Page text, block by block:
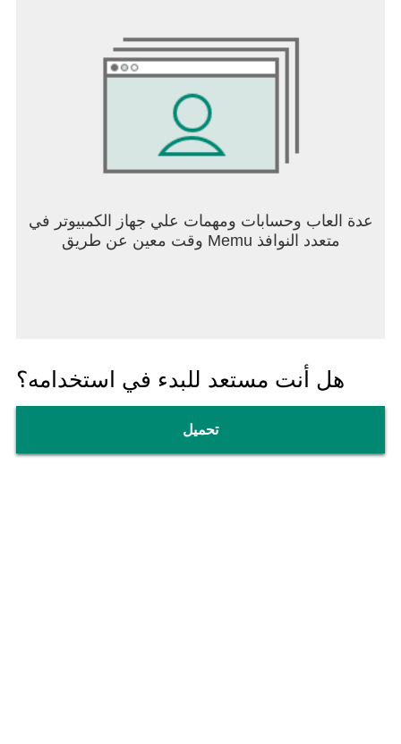
عدة العاب وحسابات ومهمات علي جهاز الكمبيوتر في
وقت معين عن طريق Memu متعدد النوافذ
هل أنت مستعد للبدء في استخدامه؟
تحميل